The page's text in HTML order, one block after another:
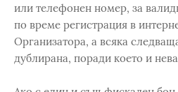
или телефонен номер, за
по време регистрация в
Организатора, а всяка
дублирана, поради което и